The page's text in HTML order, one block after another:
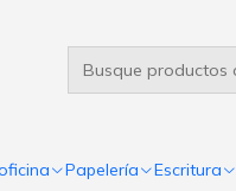
Papelería Escritura